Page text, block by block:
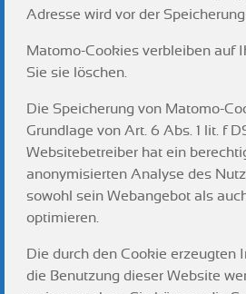
Adresse wird vor der
Matomo-Cookies verbleiben auf
Sie sie löschen.
Die Speicherung von Matomo-
Grundlage von Art. 6 Abs. 1 lit. f
Websitebetreiber hat ein
anonymisierten Analyse des
sowohl sein Webangebot als
optimieren.
Die durch den Cookie erzeugten
die Benutzung dieser Website